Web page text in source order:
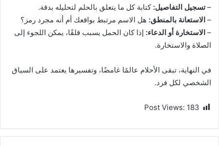
–تسجيل التفاصيل: كتابة كل ما يتعلق بالحلم لتحليله بدقة.
– الاستعانة بالمنطق: هل الاسم مرتبط بواقعك أم أنه مجرد رمز؟
– الاستخارة أو الدعاء: إذا كان الحمل يسبب قلقًا، يمكن اللجوء إلى
الصلاة والاستخارة.
في النهاية، تبقى الأحلام عالمًا غامضًا، وتفسيرها يعتمد على السياق
الشخصي لكل فرد.
Post Views: 183